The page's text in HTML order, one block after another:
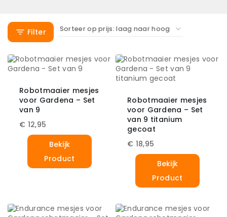
Filter
Robotmaaier mesjes
voor Gardena – Set
van 9
€ 12,95
Bekijk
Product
Robotmaaier mesjes
voor Gardena – Set
van 9 titanium
gecoat
€ 18,95
Bekijk
Product